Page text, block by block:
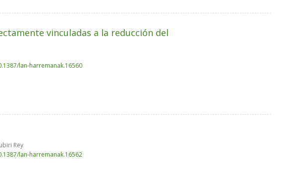
vinculadas a la reducción del
lan-harremanak.16560
Rey
lan-harremanak.16562